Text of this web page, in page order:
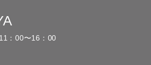
と見る フォローする
11：00〜16：00